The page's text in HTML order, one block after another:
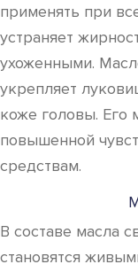
применять при
устраняет
ухоженными.
укрепляет
коже головы. Его
повышенной
средствам.
В составе масла
становятся